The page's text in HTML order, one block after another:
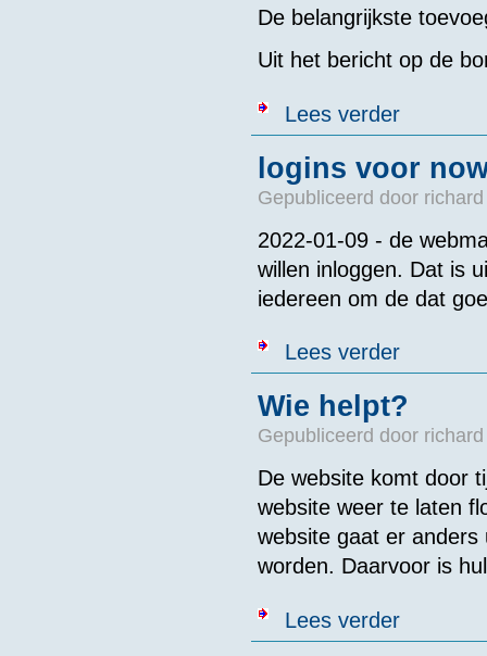
De belangrijkste
Uit het bericht op de
Lees verderover Reclame
logins voor
Gepubliceerd door
2022-01-09 - de
willen inloggen. Dat is
iedereen om de dat
Lees verderover logins
Wie helpt?
Gepubliceerd door
De website komt door
website weer te laten
website gaat er anders
worden. Daarvoor is
Lees verderover Wie